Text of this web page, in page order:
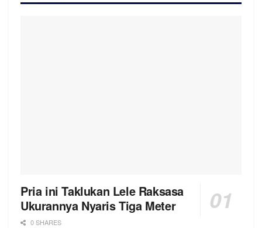
Pria ini Taklukan Lele Raksasa
Ukurannya Nyaris Tiga Meter
0 SHARES